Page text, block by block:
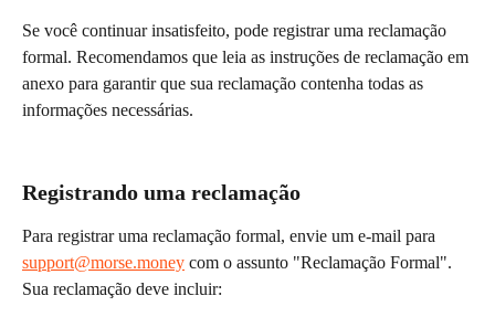
Se você continuar insatisfeito, pode registrar uma reclamação
formal. Recomendamos que leia as instruções de reclamação em
anexo para garantir que sua reclamação contenha todas as
informações necessárias.
Registrando uma reclamação
Para registrar uma reclamação formal, envie um e-mail para
support@morse.money com o assunto "Reclamação Formal".
Sua reclamação deve incluir: